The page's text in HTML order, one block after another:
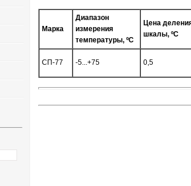
Марка
Диапазон
измерения
температуры, ºC
Цена
шкалы, ºC
СП-77 -5...+75 0,5